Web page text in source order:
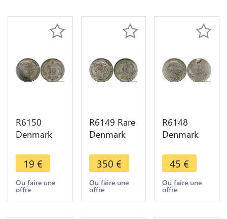
R6150
Denmark
Christian IX
1897 VBP
Silver ->
Make offer
19 €
Ou faire une
offre
R6149 Rare
Denmark
Christian IX
1886 CS
Silver 508K
minted ->
350 €
Ou faire une
offre
R6148
Denmark
Christian IX
1874 CS
Silver ->
Make offer
45 €
Ou faire une
offre